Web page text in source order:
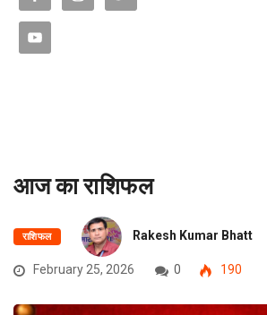
आज का राशिफल
राशिफल Rakesh Kumar Bhatt
February 25, 2026 0 190